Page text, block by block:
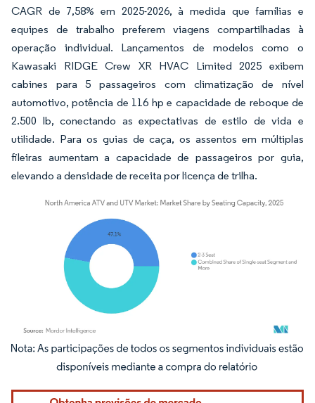
CAGR de 7,58% em 2025-2026, à medida que famílias e
equipes de trabalho preferem viagens compartilhadas à
operação individual. Lançamentos de modelos como o
Kawasaki RIDGE Crew XR HVAC Limited 2025 exibem
cabines para 5 passageiros com climatização de nível
automotivo, potência de 116 hp e capacidade de reboque de
2.500 lb, conectando as expectativas de estilo de vida e
utilidade. Para os guias de caça, os assentos em múltiplas
fileiras aumentam a capacidade de passageiros por guia,
elevando a densidade de receita por licença de trilha.
Imagem © Mordor Intelligence. O reuso requer atribuição conforme CC BY 4.0.